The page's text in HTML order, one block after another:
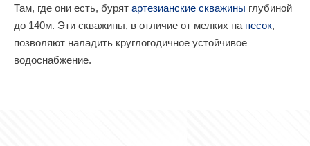
Там, где они есть, бурят артезианские скважины глубиной
до 140м. Эти скважины, в отличие от мелких на песок,
позволяют наладить круглогодичное устойчивое
водоснабжение.